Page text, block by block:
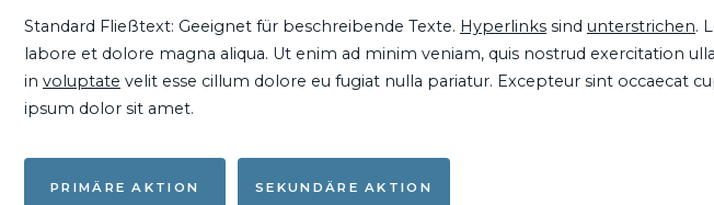
Standard Fließtext: Geeignet für beschreibende Texte. Hyperlinks sind unterstrichen.
labore et dolore magna aliqua. Ut enim ad minim veniam, quis nostrud exercitation
in voluptate velit esse cillum dolore eu fugiat nulla pariatur. Excepteur sint occaecat
ipsum dolor sit amet.
PRIMÄRE AKTION SEKUNDÄRE AKTION